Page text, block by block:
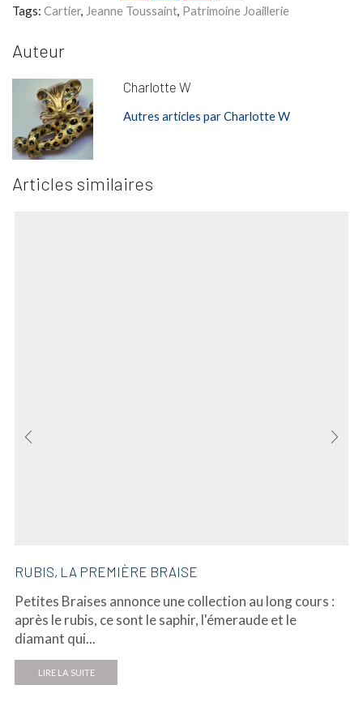
Tags: Cartier, Jeanne Toussaint, Patrimoine Joaillerie
Auteur
Charlotte W
Autres articles par Charlotte W
Articles similaires
RUBIS, LA PREMIÈRE BRAISE
Petites Braises annonce une collection au long cours :
après le rubis, ce sont le saphir, l'émeraude et le
diamant qui...
LIRE LA SUITE